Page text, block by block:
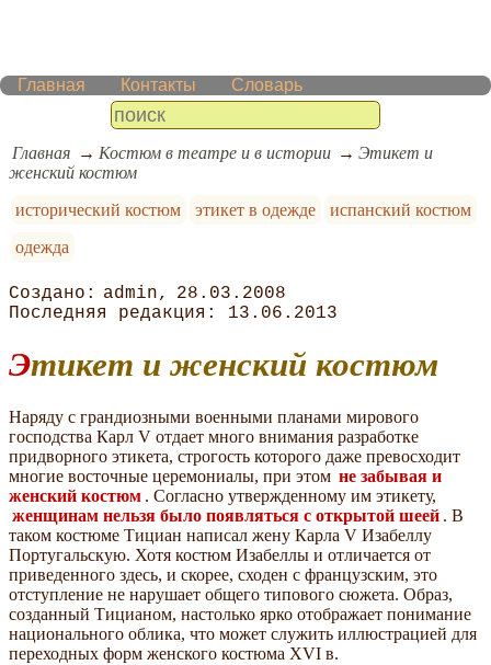
Главная Контакты Словарь
Главная Костюм в театре и в истории
Этикет и
женский костюм
исторический костюм
этикет в одежде
испанский костюм
одежда
admin
28.03.2008
13.06.2013
Этикет и женский костюм
Наряду с грандиозными военными планами мирового
господства Карл V отдает много внимания разработке
придворного этикета, строгость которого даже превосходит
многие восточные церемониалы, при этом не забывая и
женский костюм . Согласно утвержденному им этикету,
женщинам нельзя было появляться с открытой шеей . В
таком костюме Тициан написал жену Карла V Изабеллу
Португальскую. Хотя костюм Изабеллы и отличается от
приведенного здесь, и скорее, сходен с французским, это
отступление не нарушает общего типового сюжета. Образ,
созданный Тицианом, настолько ярко отображает понимание
национального облика, что может служить иллюстрацией для
переходных форм женского костюма XVI в.